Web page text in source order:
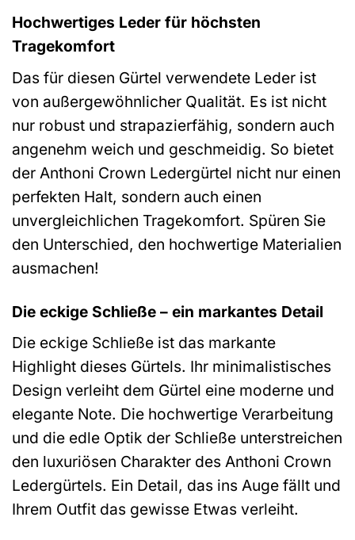
Hochwertiges Leder für höchsten
Tragekomfort
Das für diesen Gürtel verwendete Leder ist
von außergewöhnlicher Qualität. Es ist nicht
nur robust und strapazierfähig, sondern auch
angenehm weich und geschmeidig. So bietet
der Anthoni Crown Ledergürtel nicht nur einen
perfekten Halt, sondern auch einen
unvergleichlichen Tragekomfort. Spüren Sie
den Unterschied, den hochwertige Materialien
ausmachen!
Die eckige Schließe – ein markantes Detail
Die eckige Schließe ist das markante
Highlight dieses Gürtels. Ihr minimalistisches
Design verleiht dem Gürtel eine moderne und
elegante Note. Die hochwertige Verarbeitung
und die edle Optik der Schließe unterstreichen
den luxuriösen Charakter des Anthoni Crown
Ledergürtels. Ein Detail, das ins Auge fällt und
Ihrem Outfit das gewisse Etwas verleiht.